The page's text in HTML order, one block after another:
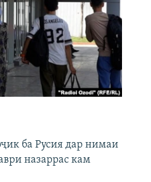
ба Русия дар нимаи
назаррас кам